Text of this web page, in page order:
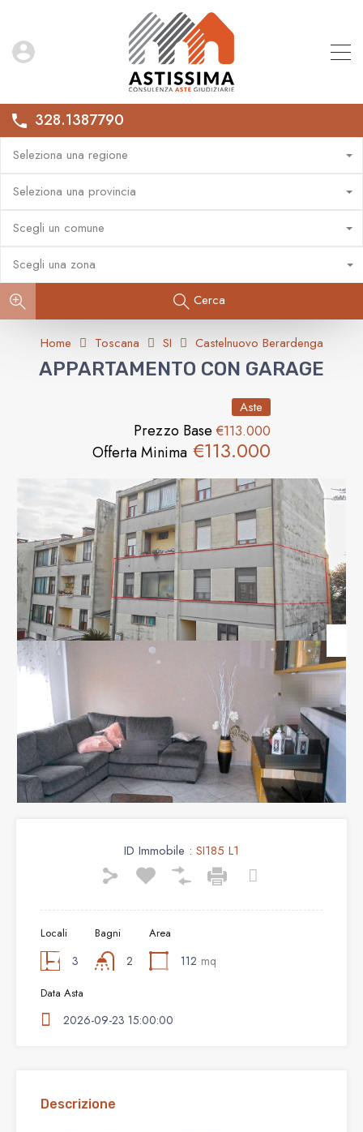
328.1387790
Seleziona una regione
Seleziona una provincia
Scegli un comune
Scegli una zona
Cerca
Home Toscana SI Castelnuovo Berardenga
APPARTAMENTO CON GARAGE
Aste
Offerta Minima €113.000
Prezzo Base €113.000
ID Immobile : SI185 L1
Locali
3
Bagni
2
Area
112 mq
Data Asta
2026-09-23 15:00:00
Descrizione